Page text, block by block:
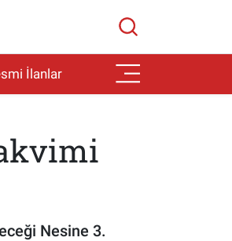
İlanlar
Nesine 3.